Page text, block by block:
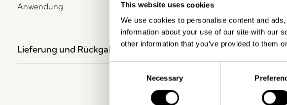
This website uses cookies
We use cookies to personalise content and
information about your use of our site with our
other information that you’ve provided to them
Necessary
Anwendung
Lieferung und Rückgabe